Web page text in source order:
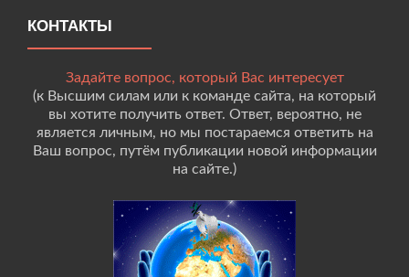
КОНТАКТЫ
Задайте вопрос, который Вас интересует
(к Высшим силам или к команде сайта, на который
вы хотите получить ответ. Ответ, вероятно, не
является личным, но мы постараемся ответить на
Ваш вопрос, путём публикации новой информации
на сайте.)